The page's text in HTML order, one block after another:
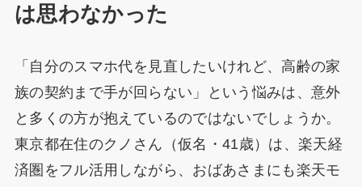
は思わなかった
「自分のスマホ代を見直したいけれど、高齢の家
族の契約まで手が回らない」という悩みは、意外
と多くの方が抱えているのではないでしょうか。
東京都在住のクノさん（仮名・41歳）は、楽天経
済圏をフル活用しながら、おばあさまにも楽天モ